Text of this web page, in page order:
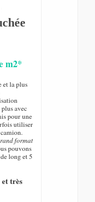
m2*
et la plus
avec
pour une
utiliser
format
pouvons
long et 5
très